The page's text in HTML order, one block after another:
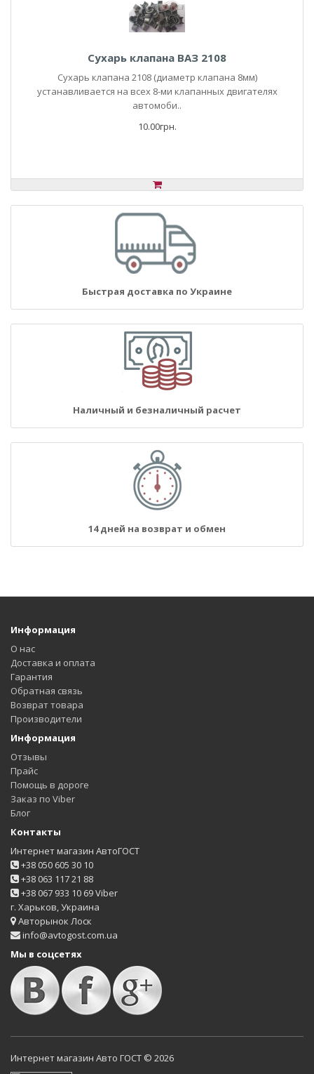
Сухарь клапана ВАЗ 2108
Сухарь клапана 2108 (диаметр клапана 8мм)
устанавливается на всех 8-ми клапанных двигателях
автомоби..
10.00грн.
Быстрая доставка по Украине
Наличный и безналичный расчет
14 дней на возврат и обмен
Информация
О нас
Доставка и оплата
Гарантия
Обратная связь
Возврат товара
Производители
Информация
Отзывы
Прайс
Помощь в дороге
Заказ по Viber
Блог
Контакты
Интернет магазин АвтоГОСТ
+38 050 605 30 10
+38 063 117 21 88
+38 067 933 10 69 Viber
г. Харьков, Украина
Авторынок Лоск
info@avtogost.com.ua
Мы в соцсетях
Интернет магазин Авто ГОСТ © 2026